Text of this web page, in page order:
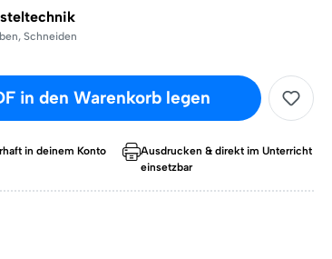
, Schneiden
in den Warenkorb legen
in deinem Konto
Ausdrucken & direkt im Unterricht
einsetzbar